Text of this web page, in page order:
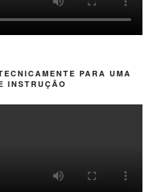
PARA UMA
INSTRUÇÃO